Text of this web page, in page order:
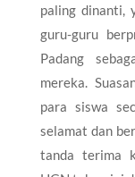
paling dinanti,
guru-guru
Padang
mereka.
para siswa
selamat dan
tanda terima